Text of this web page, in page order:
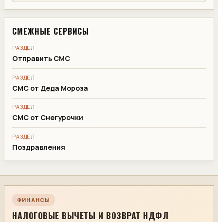
СМЕЖНЫЕ СЕРВИСЫ
РАЗДЕЛ
Отправить СМС
РАЗДЕЛ
СМС от Деда Мороза
РАЗДЕЛ
СМС от Снегурочки
РАЗДЕЛ
Поздравления
ФИНАНСЫ
НАЛОГОВЫЕ ВЫЧЕТЫ И ВОЗВРАТ НДФЛ